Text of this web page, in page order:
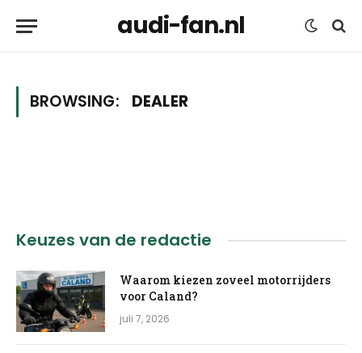
audi-fan.nl
BROWSING: DEALER
Keuzes van de redactie
Waarom kiezen zoveel motorrijders
voor Caland?
juli 7, 2026